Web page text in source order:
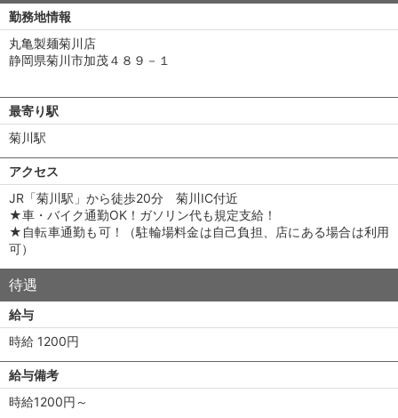
勤務地情報
丸亀製麺菊川店
静岡県菊川市加茂４８９－１
最寄り駅
菊川駅
アクセス
JR「菊川駅」から徒歩20分 菊川IC付近
★車・バイク通勤OK！ガソリン代も規定支給！
★自転車通勤も可！（駐輪場料金は自己負担、店にある場合は利用
可）
待遇
給与
時給 1200円
給与備考
時給1200円～